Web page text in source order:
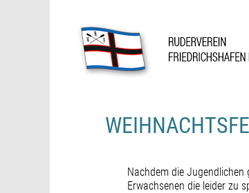
Nachdem die Jugendlichen
Erwachsenen die leider zu